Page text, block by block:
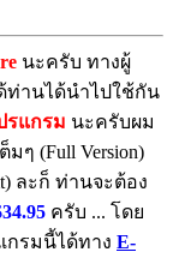
นะครับ ทางผู้
ด้ท่านได้นำไปใช้กัน
รแกรม นะครับผม
ๆ (Full Version)
ละก็ ท่านจะต้อง
ครับ ... โดย
รมนี้ได้ทาง E-